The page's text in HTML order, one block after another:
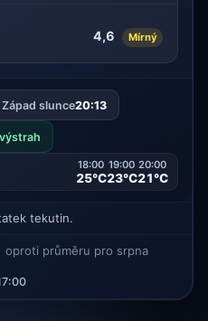
4,6 Mírný
Západ slunce20:13
18:00
25°C
19:00
23°C
20:00
21°C
tekutin.
oproti průměru pro srpna